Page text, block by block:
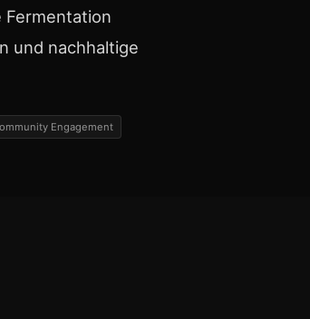
Fermentation
und nachhaltige
Engagement